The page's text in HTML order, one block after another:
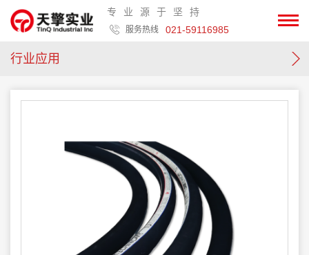
专业源于坚持
服务热线 021-59116985
行业应用